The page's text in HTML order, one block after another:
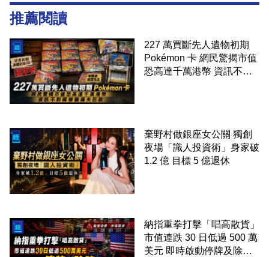
推薦閱讀
227 萬買斷先人遺物初期
Pokémon 卡 網民驚揭市值
恐高達千萬港幣 資訊不對
棄野村做銀座女公關 獨創
夜場「識人投資術」身家破
1.2 億 目標 5 億退休
納指重拳打擊「唱高散貨」
市值連跌 30 日低過 500 萬
美元 即時啟動停牌及除牌